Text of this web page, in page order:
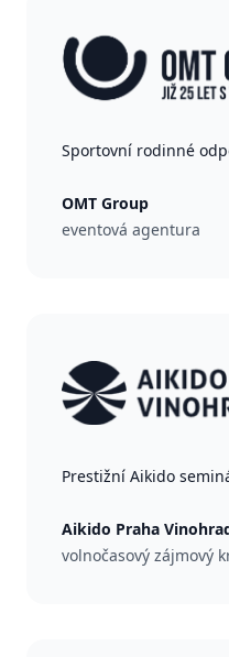
Sportovní rodinné
OMT Group
eventová agentura
Prestižní Aikido
Aikido Praha
volnočasový zájmový